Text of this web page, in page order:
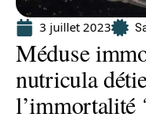
3 juillet 2023
Méduse
nutricula
l’immortalité